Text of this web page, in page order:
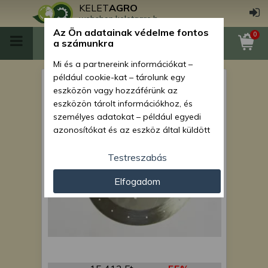
KELETAGRO
webshop.keletagro.hu
0
vetőtárcsa csemege kukorica
Az Ön adatainak védelme fontos
a számunkra
Mi és a partnereink információkat –
például cookie-kat – tárolunk egy
eszközön vagy hozzáférünk az
eszközön tárolt információkhoz, és
személyes adatokat – például egyedi
azonosítókat és az eszköz által küldött
személyre szabott hirdetések és
tartalom nyújtásához, hirdetés- és
tartalomméréshez, nézettségi adatok
gyűjtéséhez, valamint termékek
kifejlesztéséhez és a termékek
javításához. Az Ön engedélyével mi és a
Testreszabás
Elfogadom